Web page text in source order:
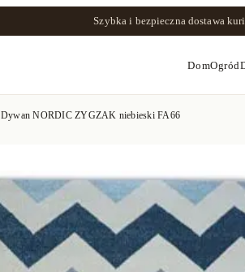
Szybka i bezpieczna dostawa
DomOgród
Dywan NORDIC ZYGZAK niebieski FA66